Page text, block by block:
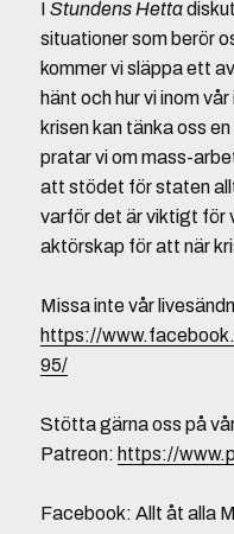
I Stundens Hetta
situationer som berör
kommer vi släppa ett
hänt och hur vi inom
krisen kan tänka oss
pratar vi om mass-
att stödet för staten
varför det är viktigt för
aktörskap för att när
Missa inte vår
https://
95/
Stötta gärna oss på
Patreon: https://
Facebook: Allt åt alla